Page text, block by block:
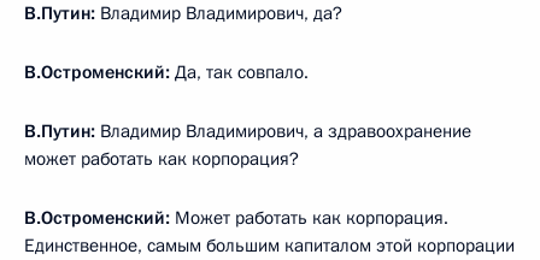
В.Путин: Владимир Владимирович, да?
В.Остроменский: Да, так совпало.
В.Путин: Владимир Владимирович, а здравоохранение
может работать как корпорация?
В.Остроменский: Может работать как корпорация.
Единственное, самым большим капиталом этой корпорации